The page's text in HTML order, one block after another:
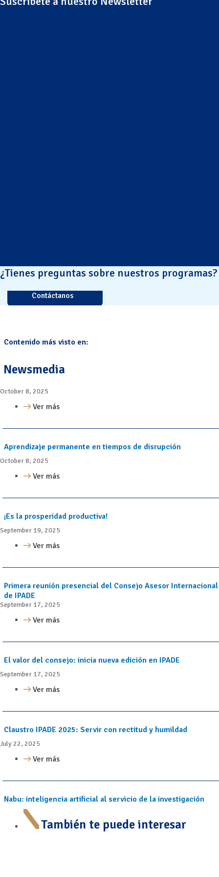
¿Tienes preguntas sobre nuestros programas?
Contáctanos
Contenido más visto en:
Newsmedia
October 8, 2025
Ver más
Aprendizaje permanente en tiempos de disrupción
October 8, 2025
Ver más
¡Es la prosperidad productiva!
September 19, 2025
Ver más
Primera reunión presencial del Consejo Asesor Internacional
de IPADE
September 17, 2025
Ver más
El valor del consejo: inicia nueva edición en IPADE
September 17, 2025
Ver más
Claustro IPADE 2025: Servir con rectitud y humildad
July 22, 2025
Ver más
Nabu: inteligencia artificial al servicio de la investigación
También te puede interesar